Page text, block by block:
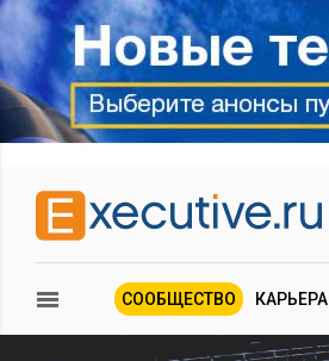
СООБЩЕСТВО КАРЬЕРА